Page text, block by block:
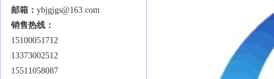
邮箱： ybjgjgs@163.com
销售热线：
15100051712
13373002512
15511058087